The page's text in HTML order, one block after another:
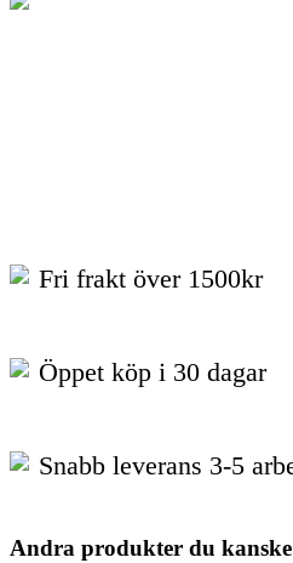
Fri frakt över 1500kr
Öppet köp i 30 dagar
Snabb leverans 3-5
Andra produkter du